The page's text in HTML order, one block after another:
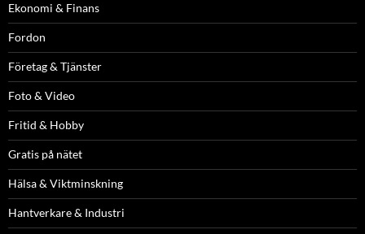
Ekonomi & Finans
Fordon
Företag & Tjänster
Foto & Video
Fritid & Hobby
Gratis på nätet
Hälsa & Viktminskning
Hantverkare & Industri